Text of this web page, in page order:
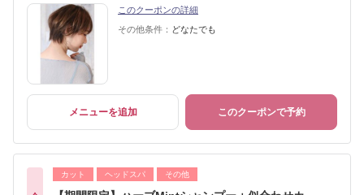
このクーポンの詳細
その他条件： どなたでも
メニューを追加 このクーポンで予約
カット ヘッドスパ その他